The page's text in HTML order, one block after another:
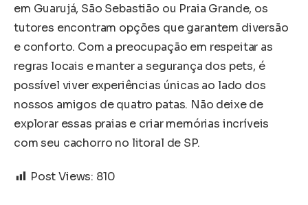
em Guarujá, São Sebastião ou Praia Grande, os
tutores encontram opções que garantem diversão
e conforto. Com a preocupação em respeitar as
regras locais e manter a segurança dos pets, é
possível viver experiências únicas ao lado dos
nossos amigos de quatro patas. Não deixe de
explorar essas praias e criar memórias incríveis
com seu cachorro no litoral de SP.
Post Views: 810